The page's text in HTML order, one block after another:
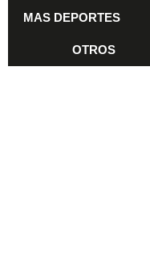
MAS DEPORTES
OTROS